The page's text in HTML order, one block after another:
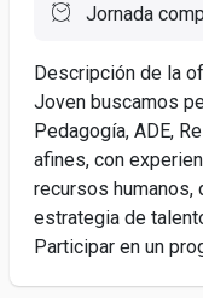
Jornada
Descripción de la
Joven buscamos
Pedagogía, ADE,
afines, con
recursos humanos,
estrategia de
Participar en un